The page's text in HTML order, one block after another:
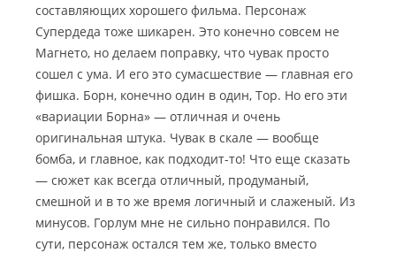
составляющих хорошего фильма. Персонаж
Супердеда тоже шикарен. Это конечно совсем не
Магнето, но делаем поправку, что чувак просто
сошел с ума. И его это сумасшествие — главная его
фишка. Борн, конечно один в один, Тор. Но его эти
«вариации Борна» — отличная и очень
оригинальная штука. Чувак в скале — вообще
бомба, и главное, как подходит-то! Что еще сказать
— сюжет как всегда отличный, продуманый,
смешной и в то же время логичный и слаженый. Из
минусов. Горлум мне не сильно понравился. По
сути, персонаж остался тем же, только вместо